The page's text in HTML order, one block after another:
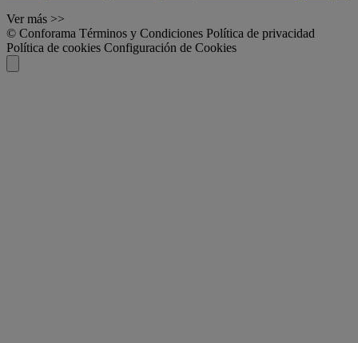
Ver más >>
© Conforama Términos y Condiciones Política de privacidad
Política de cookies Configuración de Cookies